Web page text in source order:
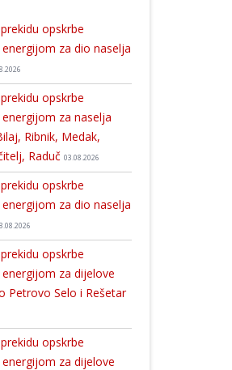
Uspomene pod vodom, snijegom i ledom
opskrbe
za dio naselja
opskrbe
za naselja
Ribnik, Medak,
Raduč 03.08.2026
opskrbe
za dio naselja
opskrbe
za dijelove
Petrovo Selo i Rešetar
opskrbe
za dijelove